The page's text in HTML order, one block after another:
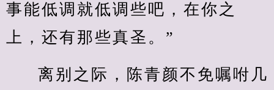
事能低调就低调些吧，在你之
上，还有那些真圣。”
离别之际，陈青颜不免嘱咐几